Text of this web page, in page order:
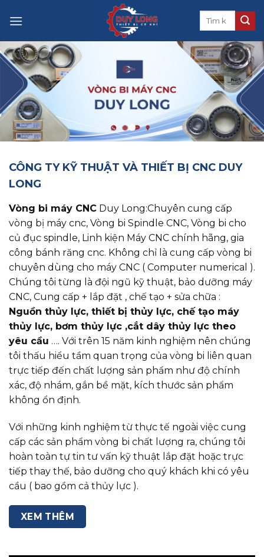
CÔNG TY KỸ THUẬT VÀ THIẾT BỊ CNC DUY
LONG
Vòng bi máy CNC Duy Long:Chuyên cung cấp
vòng bị máy cnc, ​​​​​​​Vòng bi Spindle CNC, Vòng bi cho
củ đục spindle, Linh kiện Máy CNC chính hãng, gia
công bánh răng cnc. Không chỉ là cung cấp vòng bi
chuyên dùng cho máy CNC ( Computer numerical ).
Chúng tôi từng là đội ngũ kỹ thuật, bảo dưỡng máy
CNC, Cung cấp + lắp đặt , chế tạo + sửa chữa :
Nguồn thủy lực, thiết bị thủy lực, chế tạo máy
thủy lực, bơm thủy lực ,cắt dây thủy lực theo
yêu cầu …. Với trên 15 năm kinh nghiệm nên chúng
tôi thấu hiểu tầm quan trọng của vòng bi liên quan
trực tiếp đến chất lượng sản phẩm như độ chính
xác, độ nhám, gắn bề mặt, kích thước sản phẩm
không ổn định.
Với những kinh nghiệm từ thực tế ngoài việc cung
cấp các sản phẩm vòng bi chất lượng ra, chúng tôi
hoàn toàn tự tin tư vấn kỹ thuật lắp đặt hoặc trực
tiếp thay thế, bảo dưỡng cho quý khách khi có yêu
cầu ( bao gồm cả thủy lực ).
XEM THÊM